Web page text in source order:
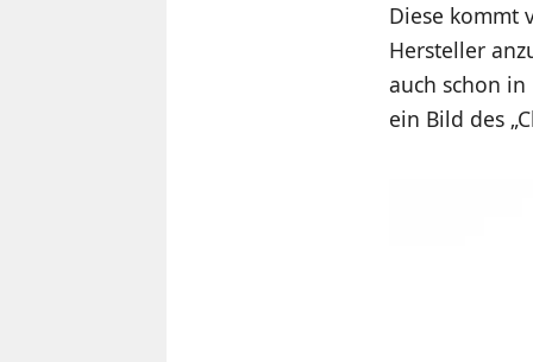
Diese kommt
Hersteller
auch schon
ein Bild des